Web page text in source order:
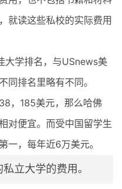
就读这些私校的实际费用
学排名，与USnews美
同排名里略有不同。
，185美元，那么哈佛
对便宜。而受中国留学生
一，每年近6万美元。
立大学的费用。